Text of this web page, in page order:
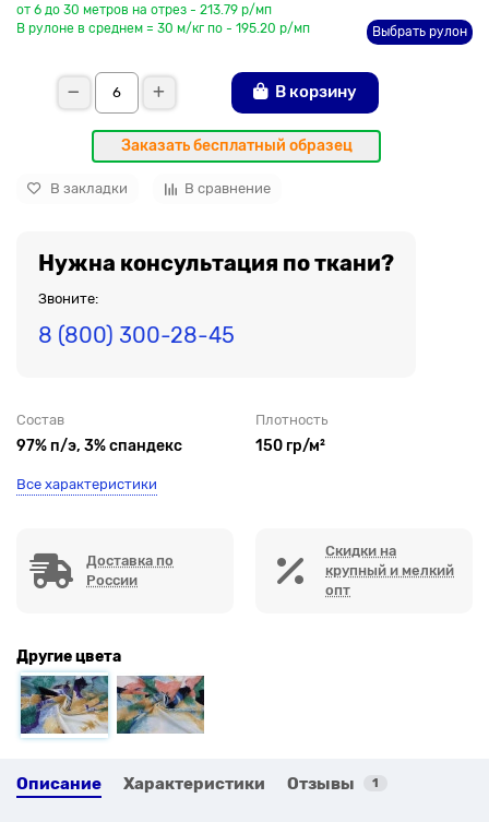
от 6 до 30 метров на отрез - 213.79 р/мп
В рулоне в среднем = 30 м/кг по - 195.20 р/мп
Выбрать рулон
В корзину
Заказать бесплатный образец
В закладки В сравнение
Нужна консультация по ткани?
Звоните:
8 (800) 300-28-45
Состав
97% п/э, 3% спандекс
Плотность
150 гр/м²
Все характеристики
Доставка по
России
Скидки на
крупный и мелкий
опт
Другие цвета
Описание Характеристики Отзывы 1